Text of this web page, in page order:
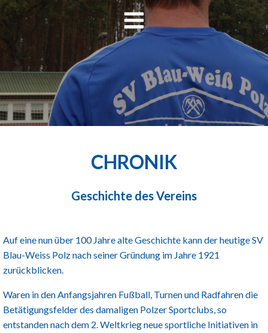
Zum
Inhalt
springen
CHRONIK
Geschichte des Vereins
Auf eine nun über 100 Jahre alte Geschichte kann der heutige SV
Blau-Weiss Polz nach seiner Gründung im Jahre 1921
zurückblicken.
Waren in den Anfangsjahren Fußball, Turnen und Radfahren die
Betätigungsfelder des damaligen Polzer Sportclubs, so
entstanden nach dem 2. Weltkrieg neue sportliche Initiativen in